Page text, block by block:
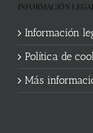
INFORMACIÓN LEGAL
Información
Política de
Más